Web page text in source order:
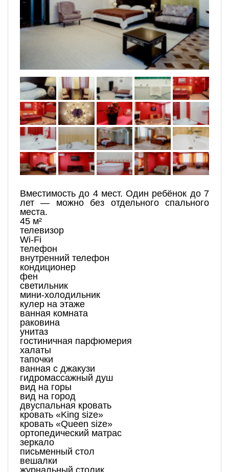
Вместимость до 4 мест. Один ребёнок до 7
лет — можно без отдельного спального
места.
45 м²
телевизор
Wi-Fi
телефон
внутренний телефон
кондиционер
фен
светильник
мини-холодильник
кулер на этаже
ванная комната
раковина
унитаз
гостиничная парфюмерия
халаты
тапочки
ванная с джакузи
гидромассажный душ
вид на горы
вид на город
двуспальная кровать
кровать «King size»
кровать «Queen size»
ортопедический матрас
зеркало
письменный стол
вешалки
журнальный столик